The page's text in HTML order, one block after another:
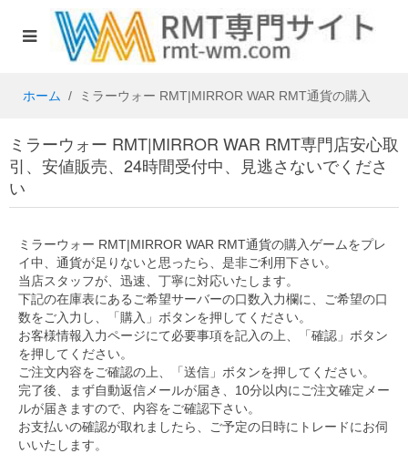
ホーム ミラーウォー RMT|MIRROR WAR RMT通貨の購入
ミラーウォー RMT|MIRROR WAR RMT専門店安心取
引、安値販売、24時間受付中、見逃さないでくださ
い
ミラーウォー RMT|MIRROR WAR RMT通貨の購入ゲームをプレ
イ中、通貨が足りないと思ったら、是非ご利用下さい。
当店スタッフが、迅速、丁寧に対応いたします。
下記の在庫表にあるご希望サーバーの口数入力欄に、ご希望の口
数をご入力し、「購入」ボタンを押してください。
お客様情報入力ページにて必要事項を記入の上、「確認」ボタン
を押してください。
ご注文内容をご確認の上、「送信」ボタンを押してください。
完了後、まず自動返信メールが届き、10分以内にご注文確定メー
ルが届きますので、内容をご確認下さい。
お支払いの確認が取れましたら、ご予定の日時にトレードにお伺
いいたします。